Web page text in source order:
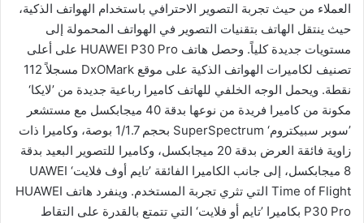
العملاء من حيث تجربة التصوير الاحترافي باستخدام الهواتف الذكية،
حيث ينتقل الهاتف بتقنيات التصوير في الهواتف المحمولة إلى
مستويات جديدة كلياً. وحصل هاتف HUAWEI P30 Pro على أعلى
تصنيف لكاميرات الهواتف الذكية على موقع DxOMark مسجلاً 112
نقطة. ويحمل الوجه الخلفي للهاتف كاميرا رباعية جديدة من ’لايكا‘
مكونة من كاميرا فريدة من نوعها بدقة 40 ميجابكسل مع مستشعر
’سوبر سبيكتروم‘ SuperSpectrum بحجم 1/1.7 بوصة، وكاميرا ذات
زاوية فائقة العرض بدقة 20 ميجابكسل، وكاميرا للتصوير البعيد بدقة
8 ميجابكسل، إلى جانب الكاميرا الفائقة ’تايم أوف فلايت‘ UAWEI
Time of Flight التي تثري تجربة المستخدم. وينفرد هاتف HUAWEI
P30 Pro بكاميرا ’تايم أو فلايت‘ التي تتمتع بالقدرة على التقاط